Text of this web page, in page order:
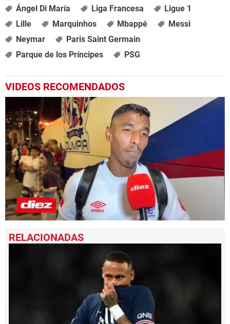
Ángel Di María Liga Francesa
Ligue 1
Lille
Marquinhos Mbappé
Messi
Neymar
Paris Saint Germain
Parque de los Príncipes
PSG
VIDEOS RECOMENDADOS
seconds
of